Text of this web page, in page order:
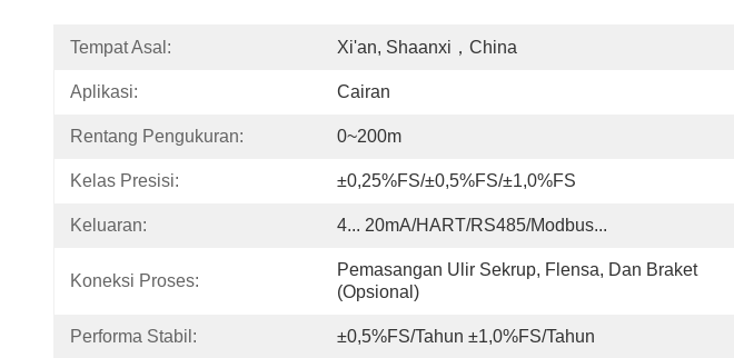
Tempat Asal: Xi'an, Shaanxi，China
Aplikasi: Cairan
Rentang Pengukuran: 0~200m
Kelas Presisi: ±0,25%FS/±0,5%FS/±1,0%FS
Keluaran: 4... 20mA/HART/RS485/Modbus...
Koneksi Proses:
Pemasangan Ulir Sekrup, Flensa, Dan Braket
(opsional)
Performa Stabil: ±0,5%FS/Tahun ±1,0%FS/Tahun